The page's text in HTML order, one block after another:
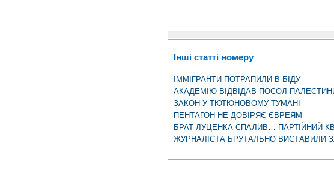
Інші статті номеру
ІММІГРАНТИ ПОТРАПИЛИ В БІДУ
АКАДЕМІЮ ВІДВІДАВ ПОСОЛ
ЗАКОН У ТЮТЮНОВОМУ ТУМАНІ
ПЕНТАГОН НЕ ДОВІРЯЄ ЄВРЕЯМ
БРАТ ЛУЦЕНКА СПАЛИВ… ПАРТІЙНИЙ
ЖУРНАЛІСТА БРУТАЛЬНО ВИСТАВИЛИ